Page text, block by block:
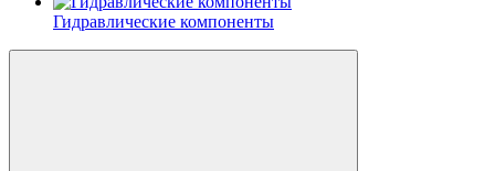
Гидравлические компоненты